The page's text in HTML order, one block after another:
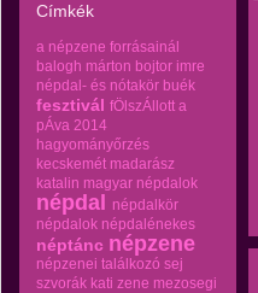
Címkék
a népzene forrásainál
balogh márton bojtor imre
népdal- és nótakör buék
fesztivál fÖlszÁllott a
pÁva 2014
hagyományőrzés
kecskemét madarász
katalin magyar népdalok
népdal
népdalkör
népdalok népdalénekes
néptánc népzene
népzenei találkozó sej
szvorák kati zene mezosegi